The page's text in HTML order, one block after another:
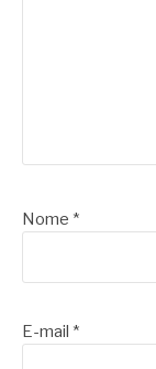
Nome *
E-mail *